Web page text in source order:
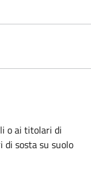
o ai titolari di
sosta su suolo